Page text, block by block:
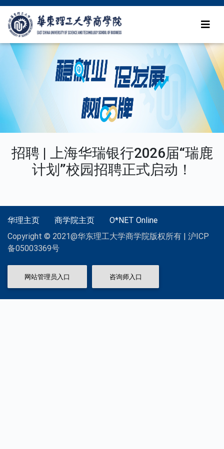
招聘 | 上海华瑞银行2026届“瑞鹿
计划”校园招聘正式启动！
华理主页 商学院主页
O*NET Online
Copyright © 2021@华东理工大学商学院版权所有 | 沪ICP
备05003369号
网站管理员入口 咨询师入口